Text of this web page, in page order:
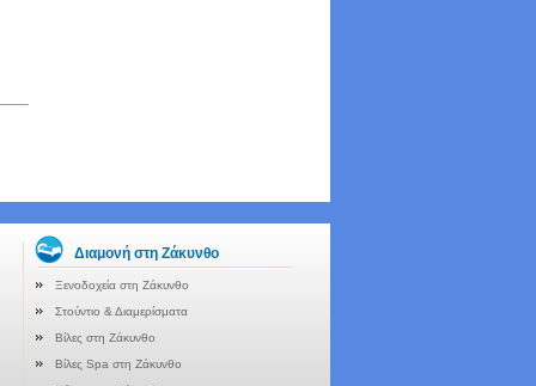
Διαμονή στη Ζάκυνθο
Ξενοδοχεία στη Ζάκυνθο
Στούντιο & Διαμερίσματα
Βίλες στη Ζάκυνθο
Βίλες Spa στη Ζάκυνθο